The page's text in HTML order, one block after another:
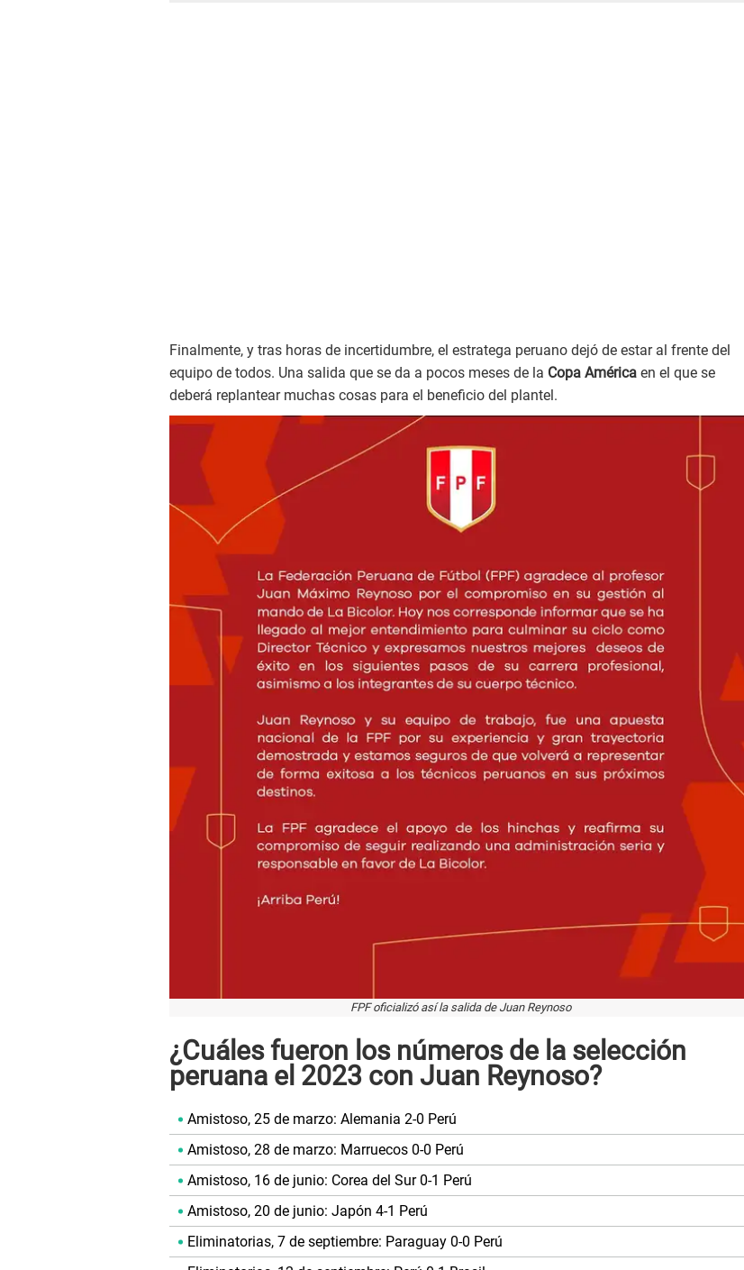
Finalmente, y tras horas de incertidumbre, el estratega peruano dejó de estar al frente del
equipo de todos. Una salida que se da a pocos meses de la Copa América en el que se
deberá replantear muchas cosas para el beneficio del plantel.
FPF oficializó así la salida de Juan Reynoso
¿Cuáles fueron los números de la selección
peruana el 2023 con Juan Reynoso?
Amistoso, 25 de marzo: Alemania 2-0 Perú
Amistoso, 28 de marzo: Marruecos 0-0 Perú
Amistoso, 16 de junio: Corea del Sur 0-1 Perú
Amistoso, 20 de junio: Japón 4-1 Perú
Eliminatorias, 7 de septiembre: Paraguay 0-0 Perú